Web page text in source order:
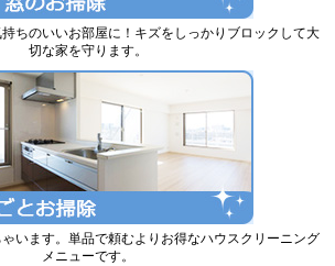
ちのいいお部屋に！キズをしっかりブロックして大
切な家を守ります。
います。単品で頼むよりお得なハウスクリーニング
メニューです。